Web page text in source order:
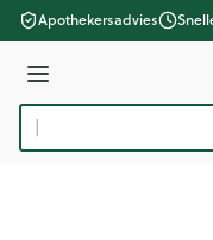
Ga naar de inhoud
Apothekersadvies
Menu
Product, merk,